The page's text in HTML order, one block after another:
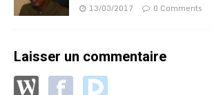
13/03/2017 0 Comments
Laisser un commentaire